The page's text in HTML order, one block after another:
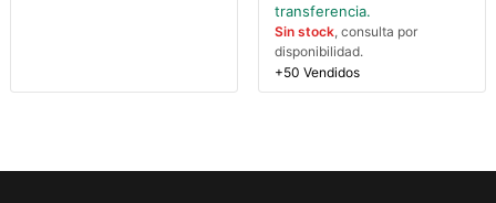
transferencia.
Sin stock , consulta por
disponibilidad.
+50 Vendidos